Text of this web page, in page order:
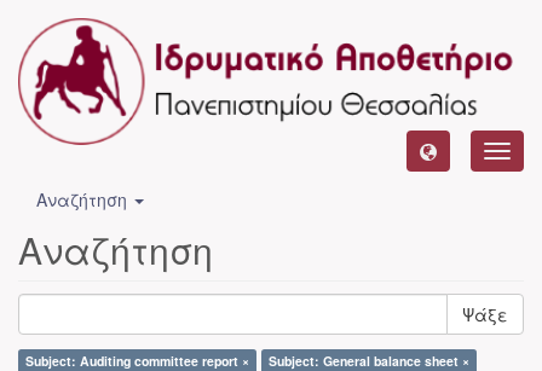
Αναζήτηση
Αναζήτηση
Ψάξε
Subject: Auditing committee report ×
Subject: General balance sheet ×